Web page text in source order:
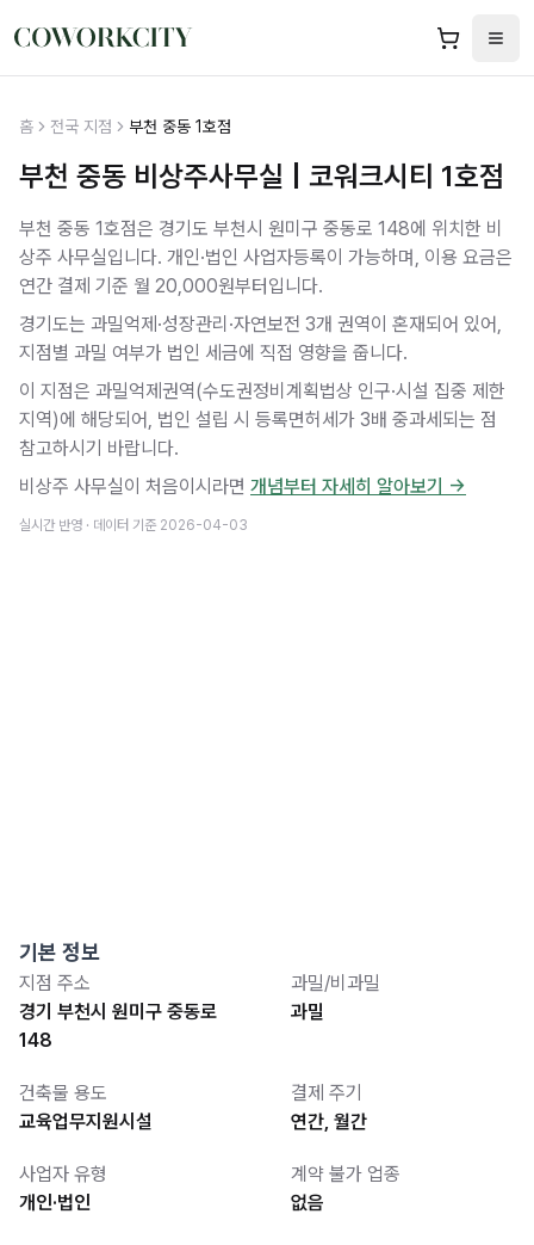
홈 전국 지점 부천 중동 1호점
부천 중동 비상주사무실 | 코워크시티 1호점
부천 중동 1호점은 경기도 부천시 원미구 중동로 148에 위치한 비
상주 사무실입니다. 개인·법인 사업자등록이 가능하며, 이용 요금은
연간 결제 기준 월 20,000원부터입니다.
경기도는 과밀억제·성장관리·자연보전 3개 권역이 혼재되어 있어,
지점별 과밀 여부가 법인 세금에 직접 영향을 줍니다.
이 지점은 과밀억제권역(수도권정비계획법상 인구·시설 집중 제한
지역)에 해당되어, 법인 설립 시 등록면허세가 3배 중과세되는 점
참고하시기 바랍니다.
비상주 사무실이 처음이시라면 개념부터 자세히 알아보기 →
실시간 반영 · 데이터 기준 2026-04-03
기본 정보
지점 주소
경기 부천시 원미구 중동로
148
과밀/비과밀
과밀
건축물 용도
교육업무지원시설
결제 주기
연간, 월간
사업자 유형
개인·법인
계약 불가 업종
없음